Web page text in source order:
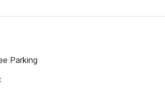
Parking